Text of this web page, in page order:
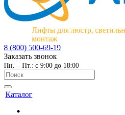
Лифты для люстр,
монтаж
8 (800) 500-69-19
Заказать звонок
Пн. – Пт.: с 9:00 до 18:00
Каталог